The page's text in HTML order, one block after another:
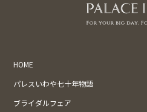
HOME
パレスいわや七十年物語
ブライダルフェア